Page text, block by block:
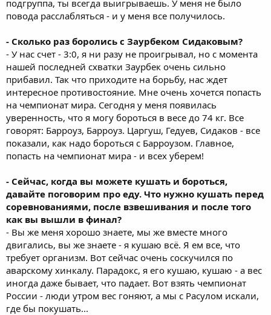
подгруппа, ты всегда выигрываешь. У меня не было
повода расслабляться - и у меня все получилось.
- Сколько раз боролись с Заурбеком Сидаковым?
- У нас счет - 3:0, я ни разу не проигрывал, но с момента
нашей последней схватки Заурбек очень сильно
прибавил. Так что приходите на борьбу, нас ждет
интересное противостояние. Мне очень хочется попасть
на чемпионат мира. Сегодня у меня появилась
уверенность, что я могу бороться в весе до 74 кг. Все
говорят: Барроуз, Барроуз. Царгуш, Гедуев, Сидаков - все
показали, как надо бороться с Барроузом. Главное,
попасть на чемпионат мира - и всех уберем!
- Сейчас, когда вы можете кушать и бороться,
давайте поговорим про еду. Что нужно кушать перед
соревнованиями, после взвешивания и после того
как вы вышли в финал?
- Вы же меня хорошо знаете, мы же вместе много
двигались, вы же знаете - я кушаю всё. Я ем все, что
требует организм. Вот сейчас очень соскучился по
аварскому хинкалу. Парадокс, я его кушаю, кушаю - а вес
иногда даже бывает, что падает. Вот взять чемпионат
России - люди утром вес гоняют, а мы с Расулом искали,
где бы покушать...